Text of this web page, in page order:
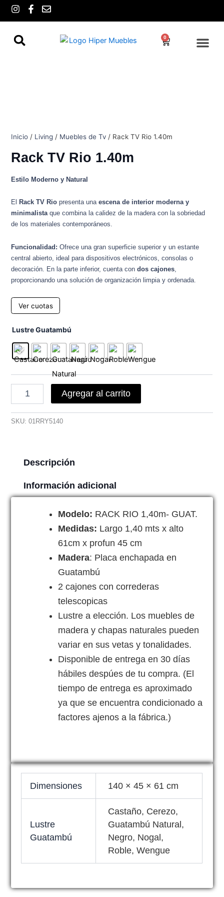
I
t
a
F
a
E
0
Cart
Inicio / Living / Muebles de Tv / Rack TV Rio 1.40m
Rack TV Rio 1.40m
Estilo Moderno y Natural
El Rack TV Rio presenta unaescena de interior moderna y
minimalistaque combina la calidez de la madera con la sobriedad
de los materiales contemporáneos.
Funcionalidad: Ofrece una gran superficie superior y un estante
central abierto, ideal para dispositivos electrónicos, consolas o
decoración. En la parte inferior, cuenta condos cajones
proporcionando una solución de organización limpia y ordenada.
Ver cuotas
Lustre Guatambú
Rack
Rio
1.40m
Agregar al carrito
SKU:01RRY5140
Descripción
Información adicional
Modelo: RACK RIO 1,40m- GUAT.
Medidas: Largo 1,40 mts x alto
61cm x profun 45 cm
Madera: Placa enchapada en
Guatambú
2 cajones con correderas
telescopicas
Lustre a elección. Los muebles de
madera y chapas naturales pueden
variar en sus vetas y tonalidades.
Disponible de entrega en 30 días
hábiles despúes de tu compra. (El
tiempo de entrega es aproximado
ya que se encuentra condicionado a
factores ajenos a la fábrica.)
Dimensiones 140 × 45 × 61 cm
Lustre
Guatambú
Castaño, Cerezo,
Guatambú Natural,
Negro, Nogal,
Roble, Wengue